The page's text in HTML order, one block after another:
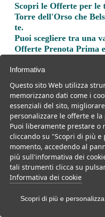
Scopri leOfferte per le
Torre dell'Orso che
te.
Puoi scegliere tra una
Offerte Prenota Prima
Trova la soluzione
Noi di belsalento.it abbiamo
migliori servizi, le migliori
Villaggi Resort
Informativa
Questo sito Web utilizza
memorizzano dati come i
essenziali del sito,
personalizzare le offerte e
Puoi liberamente prestare o
cliccando su "Scopri di più
momento, accedendo al
più sull'informativa dei
tali strumenti clicca su
Informativa dei cookie
Scopri di più e personalizza